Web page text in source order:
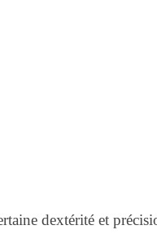
dextérité et